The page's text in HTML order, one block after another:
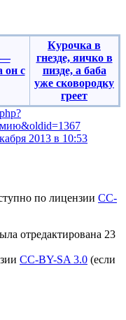
—
он с
‎Курочка в
гнезде, яичко в
пизде, а баба
уже сковородку
греет‎‎‎
2013 в 10:53
по лицензии CC-
отредактирована 23
CC-BY-SA 3.0 (если